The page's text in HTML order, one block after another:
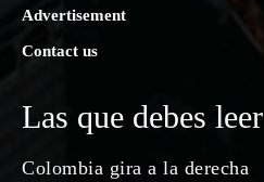
Advertisement
Contact us
Las que debes leer
Colombia gira a la derecha